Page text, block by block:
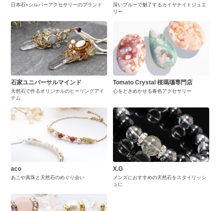
日本石×シルバーアクセサリーのブランド
深いブルーで魅了するカイヤナイトジュエ
リー
石家ユニバーサルマインド
天然石で作るオリジナルのヒーリングアイ
テム
Tomato Crystal 桜瑪瑙専門店
心をときめかせる春色アクセサリー
aco
あこや真珠と天然石のめぐり会い
X.G
メンズにおすすめの天然石をスタイリッシ
ュに